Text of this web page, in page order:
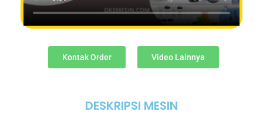
Kontak Order Video Lainnya
DESKRIPSI MESIN